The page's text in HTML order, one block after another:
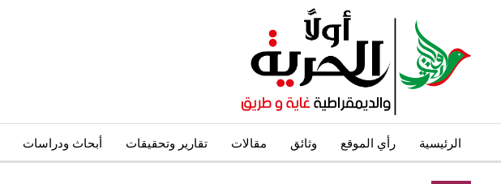
الرئيسية رأي الموقع وثائق مقالات تقارير وتحقيقات أبحاث ودراسات